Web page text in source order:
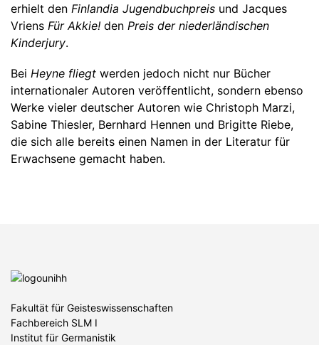
erhielt den Finlandia Jugendbuchpreis und Jacques
Vriens Für Akkie! den Preis der niederländischen
Kinderjury.
Bei Heyne fliegt werden jedoch nicht nur Bücher
internationaler Autoren veröffentlicht, sondern ebenso
Werke vieler deutscher Autoren wie Christoph Marzi,
Sabine Thiesler, Bernhard Hennen und Brigitte Riebe,
die sich alle bereits einen Namen in der Literatur für
Erwachsene gemacht haben.
Fakultät für Geisteswissenschaften
Fachbereich SLM I
Institut für Germanistik